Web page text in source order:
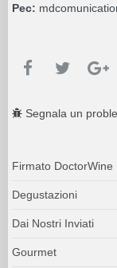
Pec:
Segnala un
Firmato DoctorWine
Degustazioni
Dai Nostri Inviati
Gourmet